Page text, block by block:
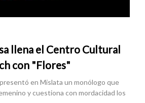
llena el Centro Cultural
con "Flores"
en Mislata un monólogo que
y cuestiona con mordacidad los